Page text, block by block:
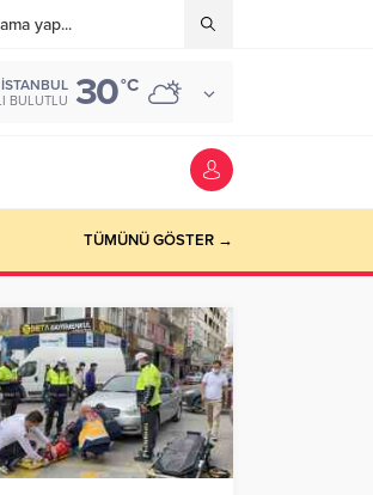
İSTANBUL
BULUTLU 30°C
TÜMÜNÜ GÖSTER →